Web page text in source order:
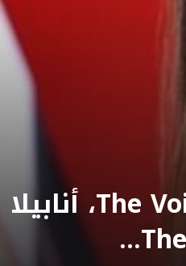
بعد الإعلان عن تقديمها برنامج The Voice Senior، أنابيلا